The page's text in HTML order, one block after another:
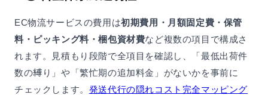
EC物流サービスの費用は初期費用・月額固定費・保管
料・ピッキング料・梱包資材費など複数の項目で構成さ
れます。見積もり段階で全項目を確認し、「最低出荷件
数の縛り」や「繁忙期の追加料金」がないかを事前に
チェックします。 発送代行の隠れコスト完全マッピング